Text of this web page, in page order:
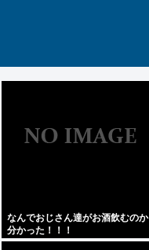
なんでおじさん達がお酒飲むのか
分かった！！！